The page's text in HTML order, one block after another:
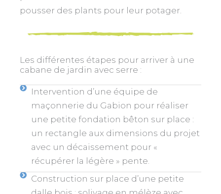
pousser des plants pour leur potager.
Les différentes étapes pour arriver à une
cabane de jardin avec serre :
Intervention d’une équipe de
maçonnerie du Gabion pour réaliser
une petite fondation bêton sur place :
un rectangle aux dimensions du projet
avec un décaissement pour «
récupérer la légère » pente.
Construction sur place d’une petite